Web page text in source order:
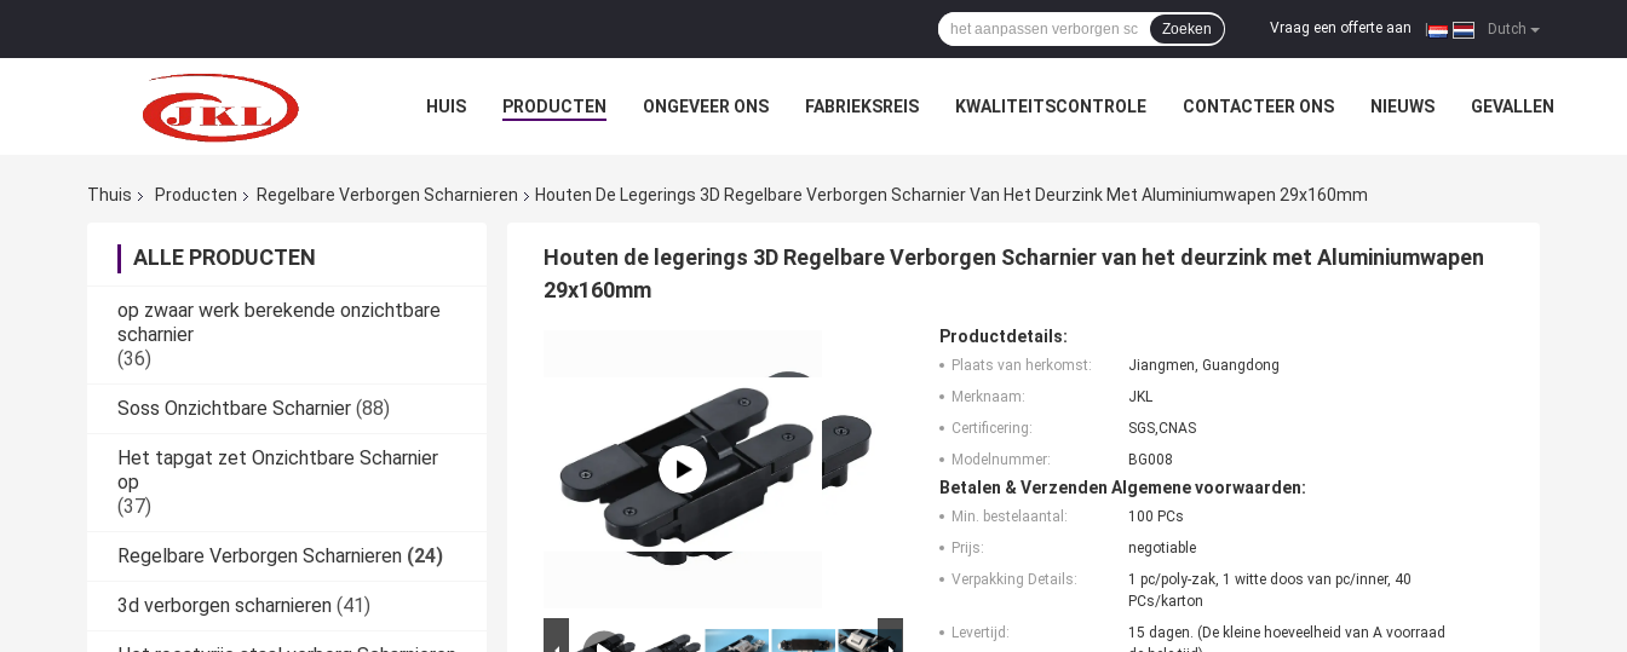
Dutch
Vraag een offerte aan
Zoeken
HUIS PRODUCTEN ONGEVEER ONS FABRIEKSREIS KWALITEITSCONTROLE CONTACTEER ONS NIEUWS GEVALLEN
Thuis Producten Regelbare Verborgen Scharnieren Houten De Legerings 3D Regelbare Verborgen Scharnier Van Het Deurzink Met Aluminiumwapen 29x160mm
ALLE PRODUCTEN
op zwaar werk berekende onzichtbare
scharnier
(36)
Soss Onzichtbare Scharnier (88)
Het tapgat zet Onzichtbare Scharnier
op
(37)
Regelbare Verborgen Scharnieren (24)
3d verborgen scharnieren (41)
Houten de legerings 3D Regelbare Verborgen Scharnier van het deurzink met Aluminiumwapen
29x160mm
Productdetails:
Plaats van herkomst:
Jiangmen, Guangdong
Merknaam:
JKL
Certificering:
SGS,CNAS
Modelnummer:
BG008
Betalen & Verzenden Algemene voorwaarden:
Min. bestelaantal:
100 PCs
Prijs:
negotiable
Verpakking Details:
1 pc/poly-zak, 1 witte doos van pc/inner, 40
PCs/karton
Levertijd:
15 dagen. (De kleine hoeveelheid van A voorraad